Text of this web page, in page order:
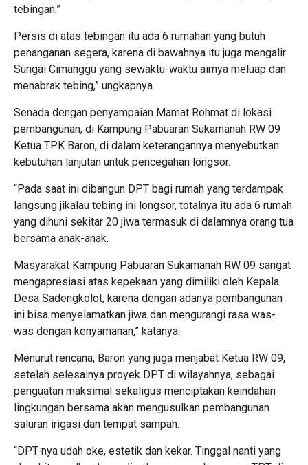
tebingan.”
Persis di atas tebingan itu ada 6 rumahan yang butuh
penanganan segera, karena di bawahnya itu juga mengalir
Sungai Cimanggu yang sewaktu-waktu airnya meluap dan
menabrak tebing,” ungkapnya.
Senada dengan penyampaian Mamat Rohmat di lokasi
pembangunan, di Kampung Pabuaran Sukamanah RW 09
Ketua TPK Baron, di dalam keterangannya menyebutkan
kebutuhan lanjutan untuk pencegahan longsor.
“Pada saat ini dibangun DPT bagi rumah yang terdampak
langsung jikalau tebing ini longsor, totalnya itu ada 6 rumah
yang dihuni sekitar 20 jiwa termasuk di dalamnya orang tua
bersama anak-anak.
Masyarakat Kampung Pabuaran Sukamanah RW 09 sangat
mengapresiasi atas kepekaan yang dimiliki oleh Kepala
Desa Sadengkolot, karena dengan adanya pembangunan
ini bisa menyelamatkan jiwa dan mengurangi rasa was-
was dengan kenyamanan,” katanya.
Menurut rencana, Baron yang juga menjabat Ketua RW 09,
setelah selesainya proyek DPT di wilayahnya, sebagai
penguatan maksimal sekaligus menciptakan keindahan
lingkungan bersama akan mengusulkan pembangunan
saluran irigasi dan tempat sampah.
“DPT-nya udah oke, estetik dan kekar. Tinggal nanti yang